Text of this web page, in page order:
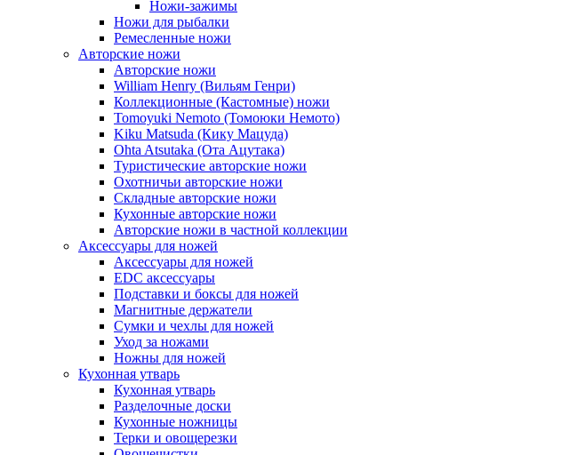
Ножи-зажимы
Ножи для рыбалки
Ремесленные ножи
Авторские ножи
Авторские ножи
William Henry (Вильям Генри)
Коллекционные (Кастомные) ножи
Tomoyuki Nemoto (Томоюки Немото)
Kiku Matsuda (Кику Мацуда)
Ohta Atsutaka (Ота Ацутака)
Туристические авторские ножи
Охотничьи авторские ножи
Складные авторские ножи
Кухонные авторские ножи
Авторские ножи в частной коллекции
Аксессуары для ножей
Аксессуары для ножей
EDC аксессуары
Подставки и боксы для ножей
Магнитные держатели
Сумки и чехлы для ножей
Уход за ножами
Ножны для ножей
Кухонная утварь
Кухонная утварь
Разделочные доски
Кухонные ножницы
Терки и овощерезки